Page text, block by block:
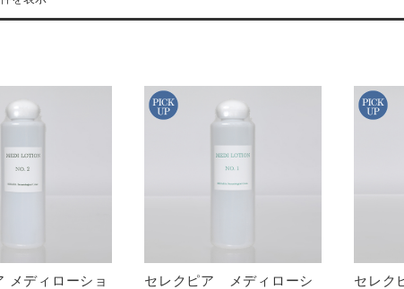
メディローショ
セレクピア メディローシ
セレク